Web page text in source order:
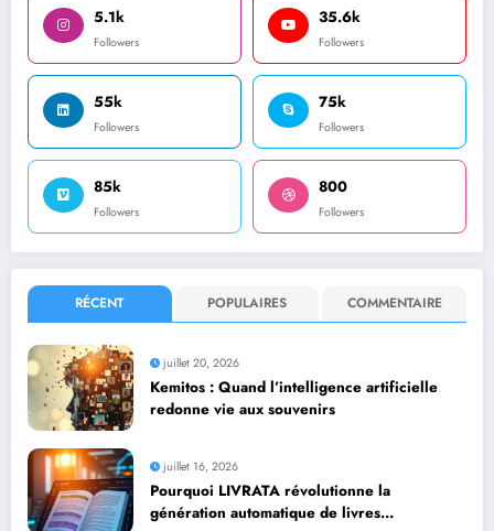
5.1k
Followers
35.6k
Followers
55k
Followers
75k
Followers
85k
Followers
800
Followers
RÉCENT POPULAIRES COMMENTAIRE
juillet 20, 2026
Kemitos : Quand l’intelligence artificielle
redonne vie aux souvenirs
juillet 16, 2026
Pourquoi LIVRATA révolutionne la
génération automatique de livres